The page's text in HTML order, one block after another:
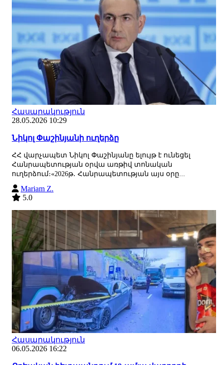
Հասարակություն
28.05.2026 10:29
Նիկոլ Փաշինյանի ուղերձը
ՀՀ վարչապետ Նիկոլ Փաշինյանը ելույթ է ունեցել
Հանրապետության օրվա առթիվ տոնական
ուղերձում։«2026թ․ Հանրապետության այս օրը...
Mariam Z.
5.0
Հասարակություն
06.05.2026 16:22